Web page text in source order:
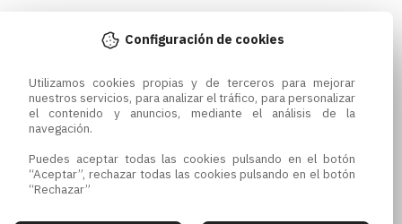
Configuración de cookies
Utilizamos cookies propias y de terceros para mejorar
nuestros servicios, para analizar el tráfico, para personalizar
el contenido y anuncios, mediante el análisis de la
navegación.
Puedes aceptar todas las cookies pulsando en el botón
“Aceptar”, rechazar todas las cookies pulsando en el botón
“Rechazar”